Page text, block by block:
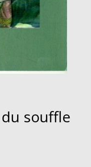
souffle